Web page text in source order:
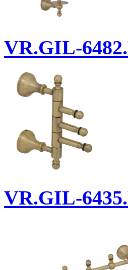
VR.GIL-
VR.GIL-